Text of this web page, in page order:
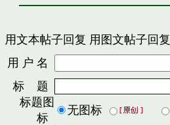
用文本帖子回复 用图文帖子回复
用 户 名
标 题
标题图
标
无图标